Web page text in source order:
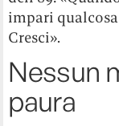
impari
Cresci».
Nessun
paura